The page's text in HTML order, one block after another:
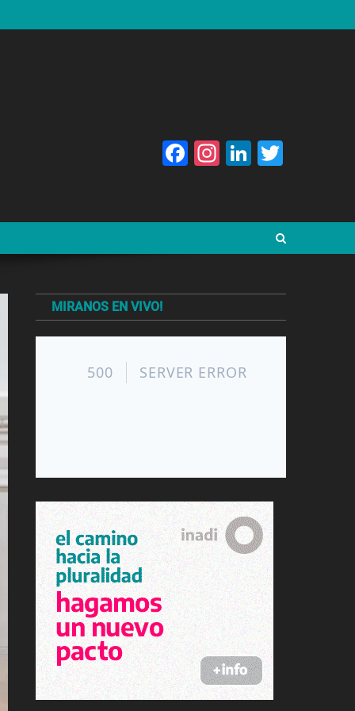
Facebook
Instagram
LinkedIn
MIRANOS EN VIVO!